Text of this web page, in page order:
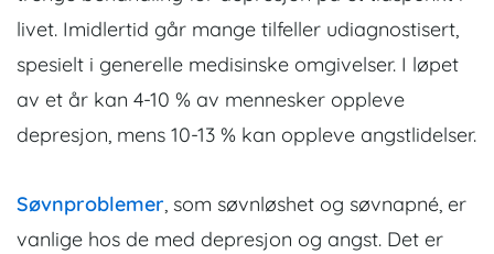
livet. Imidlertid går mange tilfeller udiagnostisert,
spesielt i generelle medisinske omgivelser. I løpet
av et år kan 4-10 % av mennesker oppleve
depresjon, mens 10-13 % kan oppleve angstlidelser.
Søvnproblemer, som søvnløshet og søvnapné, er
vanlige hos de med depresjon og angst. Det er